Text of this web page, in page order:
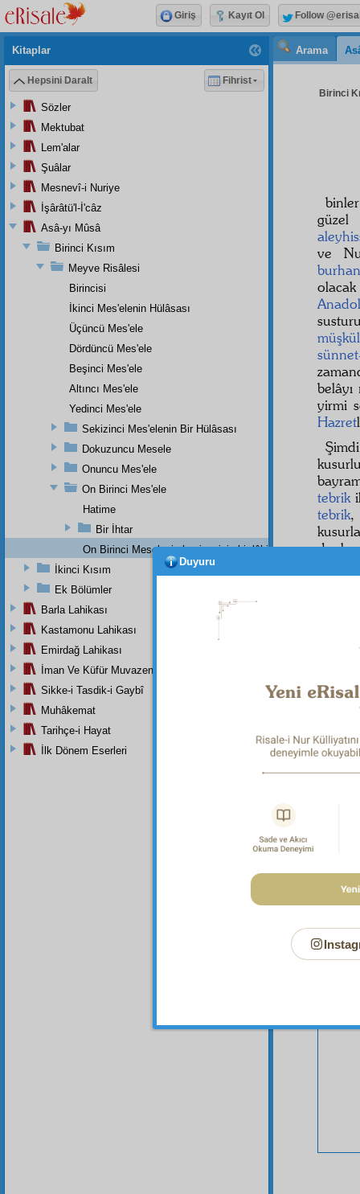
Arama
Birinci
ve
burhan
belâyı
yirmi
Hazret
tebrik
tebrik
Bu
Kitaplar
Hepsini Daralt Fihrist
Sözler
Mektubat
Lem'alar
Şuâlar
Mesnevî-i Nuriye
İşârâtü'l-İ'câz
Asâ-yı Mûsâ
Birinci Kısım
Meyve Risâlesi
Birincisi
İkinci Mes'elenin Hülâsası
Üçüncü Mes'ele
Dördüncü Mes'ele
Beşinci Mes'ele
Altıncı Mes'ele
Yedinci Mes'ele
Sekizinci Mes'elenin Bir Hülâsası
Dokuzuncu Mesele
Onuncu Mes'ele
On Birinci Mes'ele
Hatime
Bir İhtar
On Birinci Meselenin haşiyesinin bir lâhikasıdır.
İkinci Kısım
Ek Bölümler
Barla Lahikası
Kastamonu Lahikası
Emirdağ Lahikası
İman Ve Küfür Muvazeneleri
Sikke-i Tasdik-i Gaybî
Muhâkemat
Tarihçe-i Hayat
İlk Dönem Eserleri
Giriş Kayıt Ol Follow
Duyuru